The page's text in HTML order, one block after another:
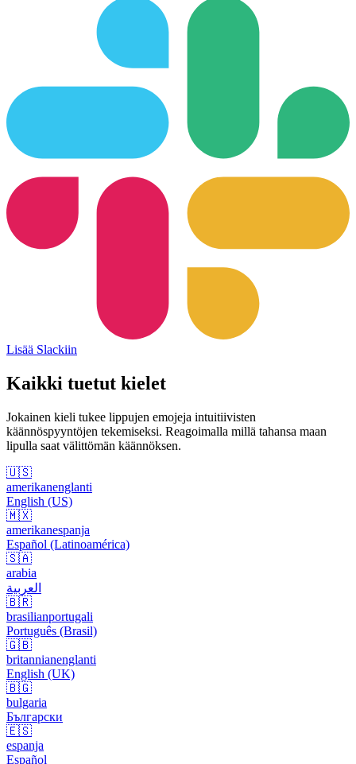
Lisää Slackiin
Kaikki tuetut kielet
Jokainen kieli tukee lippujen emojeja intuitiivisten
käännöspyyntöjen tekemiseksi. Reagoimalla millä tahansa maan
lipulla saat välittömän käännöksen.
🇺🇸
amerikanenglanti
English (US)
🇲🇽
amerikanespanja
Español (Latinoamérica)
🇸🇦
arabia
العربية
🇧🇷
brasilianportugali
Português (Brasil)
🇬🇧
britannianenglanti
English (UK)
🇧🇬
bulgaria
Български
🇪🇸
espanja
Español